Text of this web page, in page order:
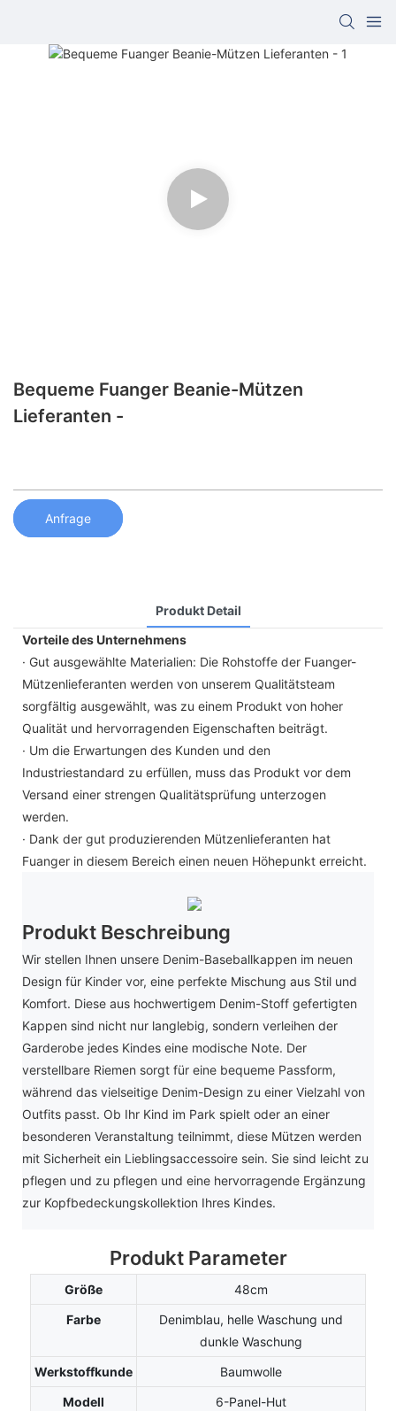
Bequeme Fuanger Beanie-Mützen
Lieferanten -
Anfrage
Produkt Detail
Vorteile des Unternehmens
· Gut ausgewählte Materialien: Die Rohstoffe der Fuanger-
Mützenlieferanten werden von unserem Qualitätsteam
sorgfältig ausgewählt, was zu einem Produkt von hoher
Qualität und hervorragenden Eigenschaften beiträgt.
· Um die Erwartungen des Kunden und den
Industriestandard zu erfüllen, muss das Produkt vor dem
Versand einer strengen Qualitätsprüfung unterzogen
werden.
· Dank der gut produzierenden Mützenlieferanten hat
Fuanger in diesem Bereich einen neuen Höhepunkt erreicht.
Produkt Beschreibung
Wir stellen Ihnen unsere Denim-Baseballkappen im neuen
Design für Kinder vor, eine perfekte Mischung aus Stil und
Komfort. Diese aus hochwertigem Denim-Stoff gefertigten
Kappen sind nicht nur langlebig, sondern verleihen der
Garderobe jedes Kindes eine modische Note. Der
verstellbare Riemen sorgt für eine bequeme Passform,
während das vielseitige Denim-Design zu einer Vielzahl von
Outfits passt. Ob Ihr Kind im Park spielt oder an einer
besonderen Veranstaltung teilnimmt, diese Mützen werden
mit Sicherheit ein Lieblingsaccessoire sein. Sie sind leicht zu
pflegen und zu pflegen und eine hervorragende Ergänzung
zur Kopfbedeckungskollektion Ihres Kindes.
Produkt Parameter
Größe
48cm
Farbe
Denimblau, helle Waschung und
dunkle Waschung
Werkstoffkunde
Baumwolle
Modell
6-Panel-Hut